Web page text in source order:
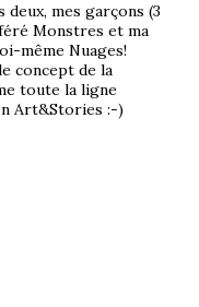
deux, mes garçons (3
Monstres et ma
même Nuages!
concept de la
toute la ligne
Art&Stories :-)